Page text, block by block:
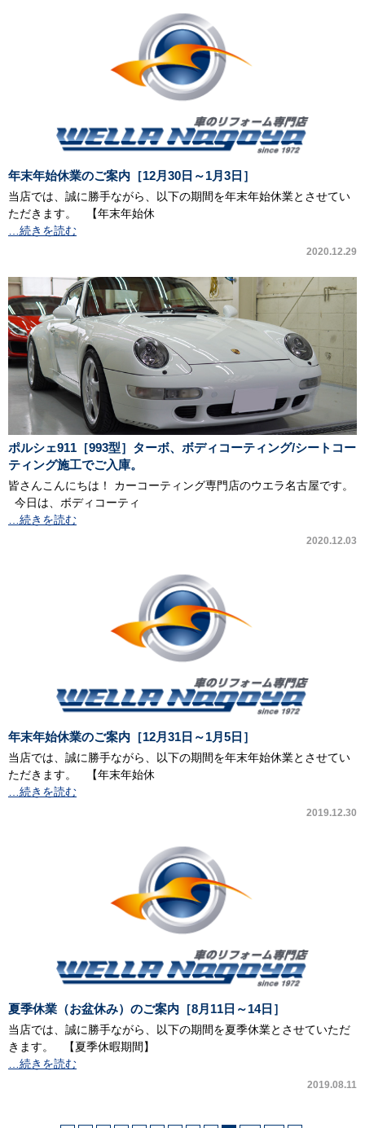
年末年始休業のご案内［12月30日～1月3日］
当店では、誠に勝手ながら、以下の期間を年末年始休業とさせてい
ただきます。 【年末年始休
…続きを読む
2020.12.29
ポルシェ911［993型］ターボ、ボディコーティング/シートコー
ティング施工でご入庫。
皆さんこんにちは！ カーコーティング専門店のウエラ名古屋です。
今日は、ボディコーティ
…続きを読む
2020.12.03
年末年始休業のご案内［12月31日～1月5日］
当店では、誠に勝手ながら、以下の期間を年末年始休業とさせてい
ただきます。 【年末年始休
…続きを読む
2019.12.30
夏季休業（お盆休み）のご案内［8月11日～14日］
当店では、誠に勝手ながら、以下の期間を夏季休業とさせていただ
きます。 【夏季休暇期間】
…続きを読む
2019.08.11